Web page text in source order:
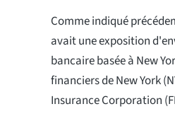
Comme indiqué
avait une exposition
bancaire basée à New
financiers de New York
Insurance Corporation